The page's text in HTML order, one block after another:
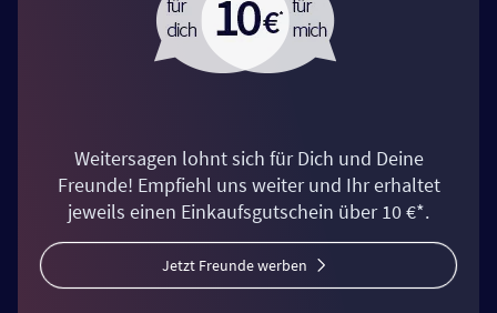
Weitersagen lohnt sich für Dich und Deine
Freunde! Empfiehl uns weiter und Ihr erhaltet
jeweils einen Einkaufsgutschein über 10 €*.
Jetzt Freunde werben